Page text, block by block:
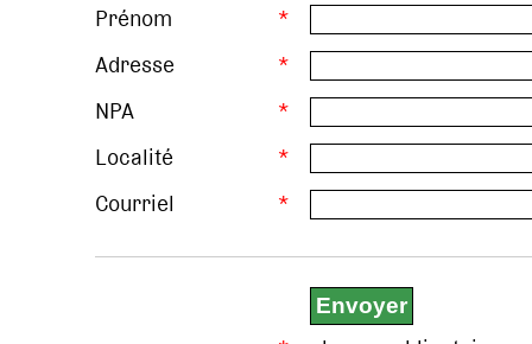
Prénom
*
Adresse
*
NPA
*
Localité
*
Courriel
*